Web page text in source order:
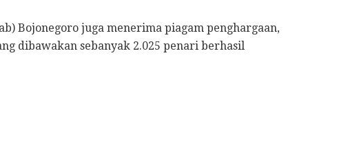
Bojonegoro juga menerima piagam penghargaan,
dibawakan sebanyak 2.025 penari berhasil